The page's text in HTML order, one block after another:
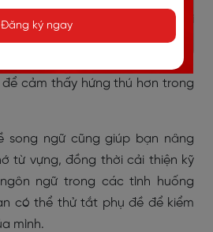
khả năng nghe và làm quen với
nhiên trong tiếng Anh. Bạn có
bộ phim hoặc chương trình
để cảm thấy hứng thú hơn trong
song ngữ cũng giúp bạn nâng
từ vựng, đồng thời cải thiện kỹ
ngữ trong các tình huống
có thể thử tắt phụ đề để kiểm
mình.
Đăng ký ngay